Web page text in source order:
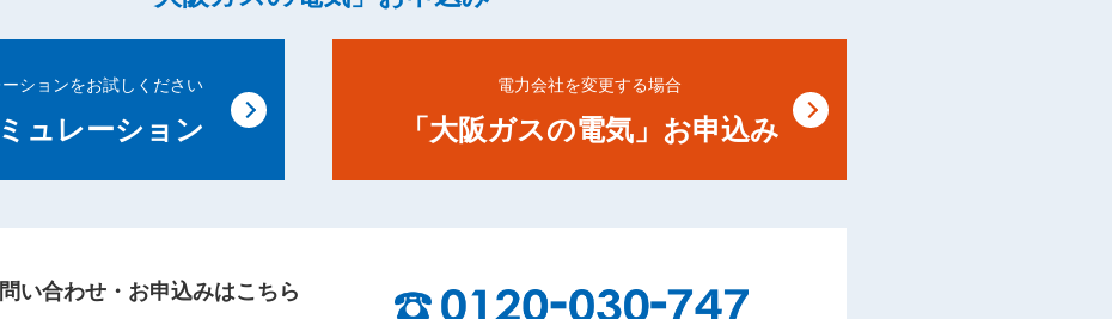
ションをお試しください
ュレーション
電力会社を変更する場合
「大阪ガスの電気」お申込み
い合わせ・お申込みはこちら